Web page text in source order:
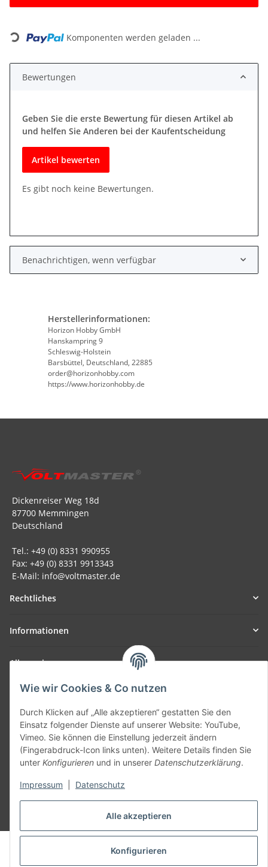
Alle akzeptieren
Konfigurieren
Wie wir Cookies & Co nutzen
Durch Klicken auf „Alle akzeptieren“ gestatten Sie den
Einsatz folgender Dienste auf unserer Website: YouTube,
Vimeo. Sie können die Einstellung jederzeit ändern
(Fingerabdruck-Icon links unten). Weitere Details finden Sie
unter Konfigurieren und in unserer Datenschutzerklärung.
Impressum Datenschutz
Loading... Komponenten werden geladen ...
Bewertungen
Geben Sie die erste Bewertung für diesen Artikel ab
und helfen Sie Anderen bei der Kaufentscheidung
Artikel bewerten
Es gibt noch keine Bewertungen.
Benachrichtigen, wenn verfügbar
Herstellerinformationen:
Horizon Hobby GmbH
Hanskampring 9
Schleswig-Holstein
Barsbüttel, Deutschland, 22885
order@horizonhobby.com
https://www.horizonhobby.de
Dickenreiser Weg 18d
87700 Memmingen
Deutschland
Tel.: +49 (0) 8331 990955
Fax: +49 (0) 8331 9913343
E-Mail: info@voltmaster.de
Rechtliches
Informationen
Allgemein
Teil unseres Netzwerks:
SmoliTec - Safety. Simplified. Worldwide. ( B2B Shop )
Vertrag widerrufen
* Alle Preise inkl. gesetzlicher USt., zzgl.Versand
© voltmaster.de
Powered byJTL-Shop